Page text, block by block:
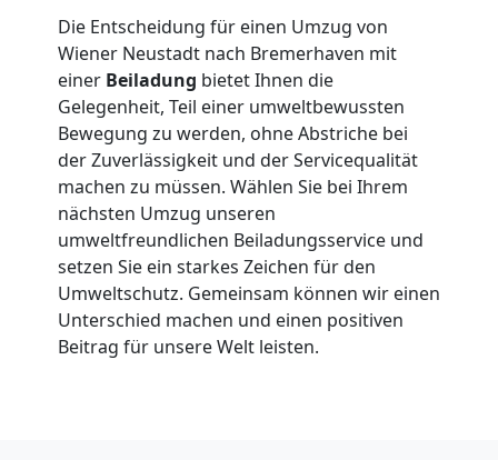
Die Entscheidung für einen Umzug von
Wiener Neustadt nach Bremerhaven mit
einer Beiladung bietet Ihnen die
Gelegenheit, Teil einer umweltbewussten
Bewegung zu werden, ohne Abstriche bei
der Zuverlässigkeit und der Servicequalität
machen zu müssen. Wählen Sie bei Ihrem
nächsten Umzug unseren
umweltfreundlichen Beiladungsservice und
setzen Sie ein starkes Zeichen für den
Umweltschutz. Gemeinsam können wir einen
Unterschied machen und einen positiven
Beitrag für unsere Welt leisten.
Neustadt
Klaviertransport
Wiener
Neustadt
Privatumzug
Wiener